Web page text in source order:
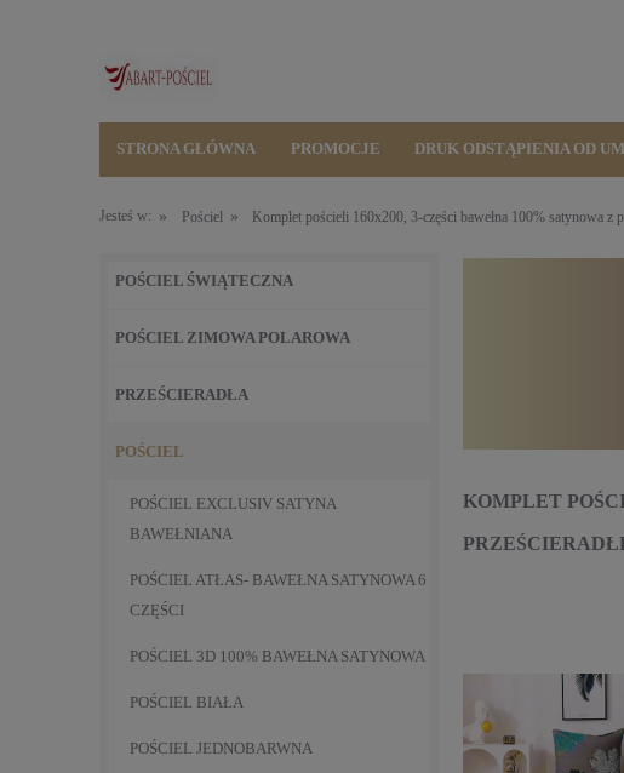
STRONA GŁÓWNA PROMOCJE DRUK ODSTĄPIENIA OD
Jesteś w: » Pościel » Komplet pościeli 160x200, 3-części bawełna 100% satynowa z
POŚCIEL ŚWIĄTECZNA
POŚCIEL ZIMOWA POLAROWA
PRZEŚCIERADŁA
POŚCIEL
POŚCIEL EXCLUSIV SATYNA
BAWEŁNIANA
POŚCIEL ATŁAS- BAWEŁNA SATYNOWA 6
CZĘŚCI
POŚCIEL 3D 100% BAWEŁNA SATYNOWA
POŚCIEL BIAŁA
POŚCIEL JEDNOBARWNA
KOMPLET
Cena
płatności